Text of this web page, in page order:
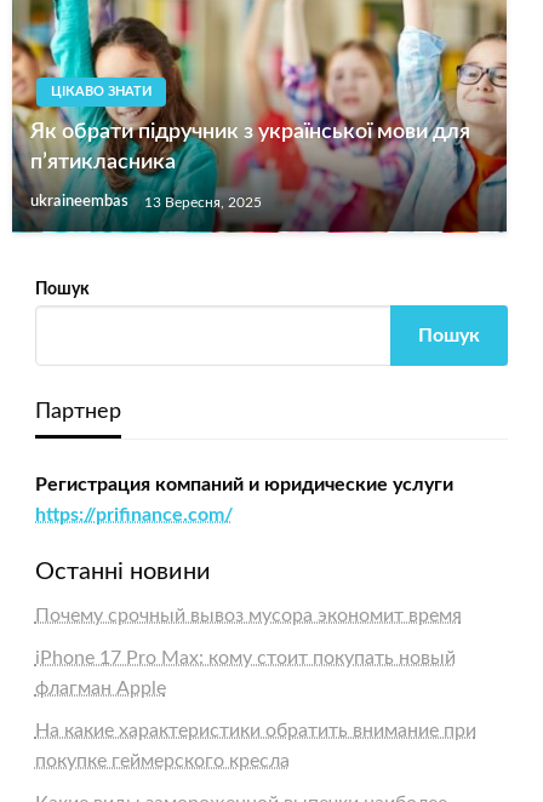
ЦІКАВО ЗНАТИ
Як обрати підручник з української мови для
п’ятикласника
ukraineembas 13 Вересня, 2025
Пошук
Пошук
Партнер
Регистрация компаний и юридические услуги
https://prifinance.com/
Останні новини
Почему срочный вывоз мусора экономит время
iPhone 17 Pro Max: кому стоит покупать новый
флагман Apple
На какие характеристики обратить внимание при
покупке геймерского кресла